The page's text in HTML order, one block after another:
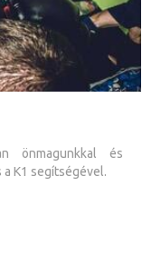
önmagunkkal és
a K1 segítségével.